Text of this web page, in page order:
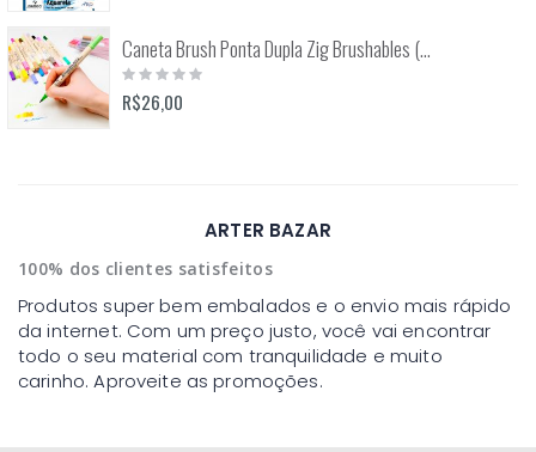
Caneta Brush Ponta Dupla Zig Brushables (Kuretake)
Rating:
0%
R$26,00
ARTER BAZAR
100% dos clientes satisfeitos
Produtos super bem embalados e o envio mais rápido
da internet. Com um preço justo, você vai encontrar
todo o seu material com tranquilidade e muito
carinho. Aproveite as promoções.